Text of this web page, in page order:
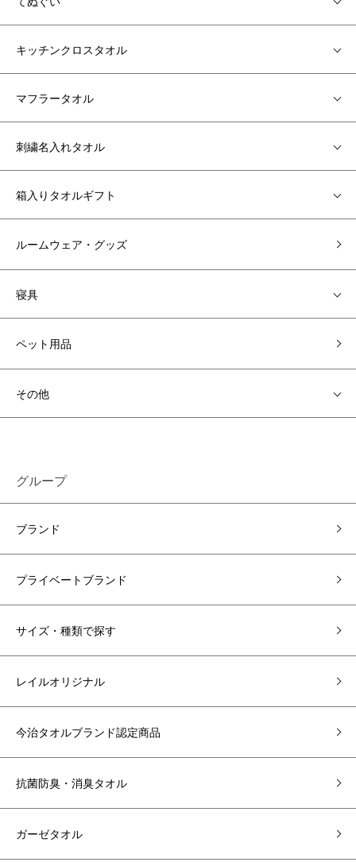
キッチンクロスタオル
マフラータオル
刺繍名入れタオル
箱入りタオルギフト
ルームウェア・グッズ
寝具
ペット用品
その他
グループ
ブランド
プライベートブランド
サイズ・種類で探す
レイルオリジナル
今治タオルブランド認定商品
抗菌防臭・消臭タオル
ガーゼタオル